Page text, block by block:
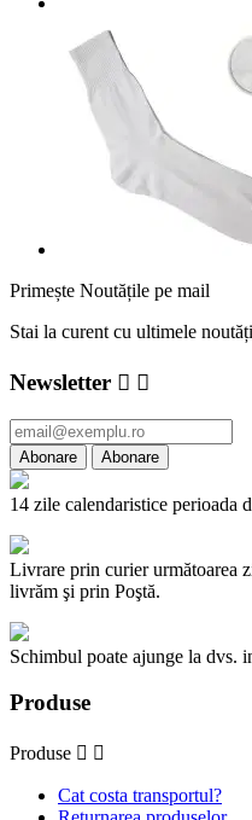
Primește Noutățile pe mail
Stai la curent cu ultimele
Newsletter  
14 zile calendaristice perioada
Livrare prin curier următoarea
livrăm şi prin Poştă.
Schimbul poate ajunge la dvs.
Produse
Produse  
Cat costa transportul?